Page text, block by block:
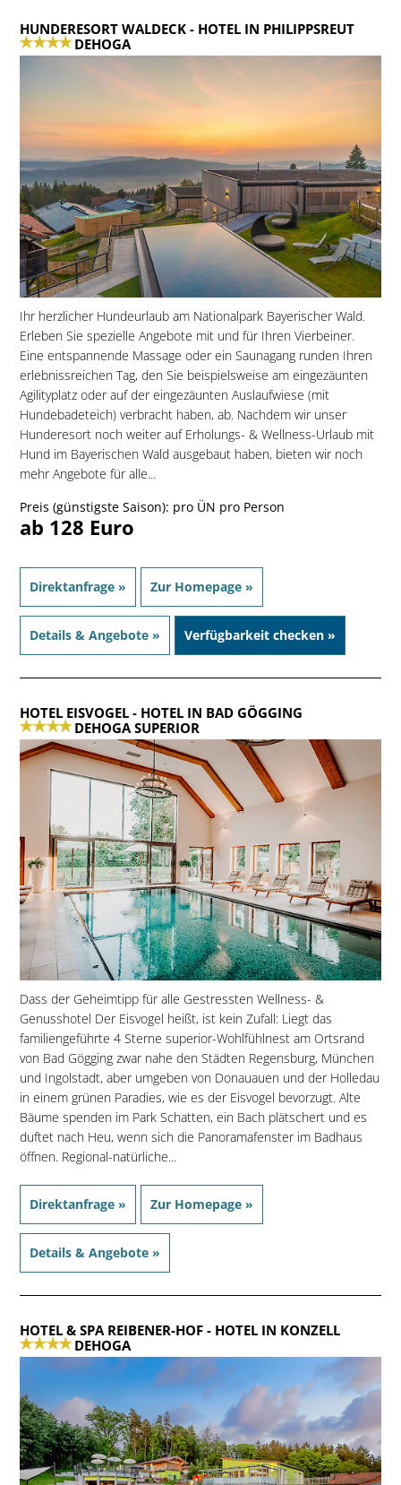
HUNDERESORT WALDECK- HOTEL IN PHILIPPSREUT
DEHOGA
Ihr herzlicher Hundeurlaub am Nationalpark Bayerischer Wald.
Erleben Sie spezielle Angebote mit und für Ihren Vierbeiner.
Eine entspannende Massage oder ein Saunagang runden Ihren
erlebnissreichen Tag, den Sie beispielsweise am eingezäunten
Agilityplatz oder auf der eingezäunten Auslaufwiese (mit
Hundebadeteich) verbracht haben, ab. Nachdem wir unser
Hunderesort noch weiter auf Erholungs- & Wellness-Urlaub mit
Hund im Bayerischen Wald ausgebaut haben, bieten wir noch
mehr Angebote für alle...
Preis (günstigste Saison): pro ÜN pro Person
ab 128 Euro
Direktanfrage » Zur Homepage »
Details & Angebote » Verfügbarkeit checken »
HOTEL EISVOGEL- HOTEL IN BAD GÖGGING
DEHOGA SUPERIOR
Dass der Geheimtipp für alle Gestressten Wellness- &
Genusshotel Der Eisvogel heißt, ist kein Zufall: Liegt das
familiengeführte 4 Sterne superior-Wohlfühlnest am Ortsrand
von Bad Gögging zwar nahe den Städten Regensburg, München
und Ingolstadt, aber umgeben von Donauauen und der Holledau
in einem grünen Paradies, wie es der Eisvogel bevorzugt. Alte
Bäume spenden im Park Schatten, ein Bach plätschert und es
duftet nach Heu, wenn sich die Panoramafenster im Badhaus
öffnen. Regional-natürliche...
Direktanfrage » Zur Homepage »
Details & Angebote »
HOTEL & SPA REIBENER-HOF- HOTEL IN KONZELL
DEHOGA